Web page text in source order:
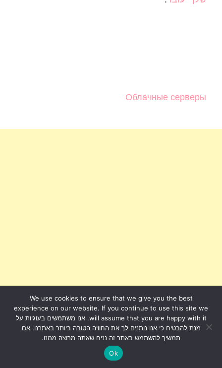
Облачные серверы
We use cookies to ensure that we give you the best
experience on our website. If you continue to use this site we
will assume that you are happy with it. אנו משתמשים בעוגיות על
מנת להבטיח כי אנו נותנים לך את החוויה הטובה ביותר באתרנו. אם
תמשיך להשתמש באתר זה נניח שאתה מרוצה ממנו.
Ok